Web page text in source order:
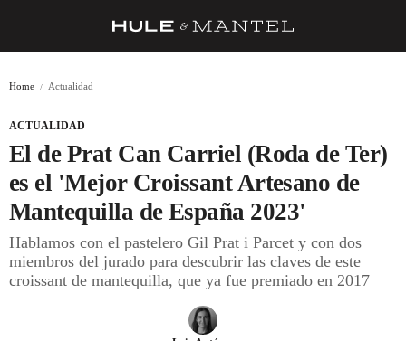
BARRAS Y ESTRELLAS
DÓNDE COMER
ÍDOLOS DE MESAS
CUADERNO DE VIAJE
Home Actualidad
ACTUALIDAD
El de Prat Can Carriel (Roda de Ter)
es el 'Mejor Croissant Artesano de
Mantequilla de España 2023'
Hablamos con el pastelero Gil Prat i Parcet y con dos
miembros del jurado para descubrir las claves de este
croissant de mantequilla, que ya fue premiado en 2017